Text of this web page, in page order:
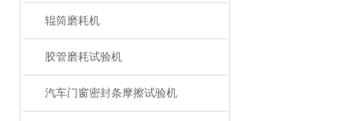
辊筒磨耗机
胶管磨耗试验机
汽车门窗密封条摩擦试验机